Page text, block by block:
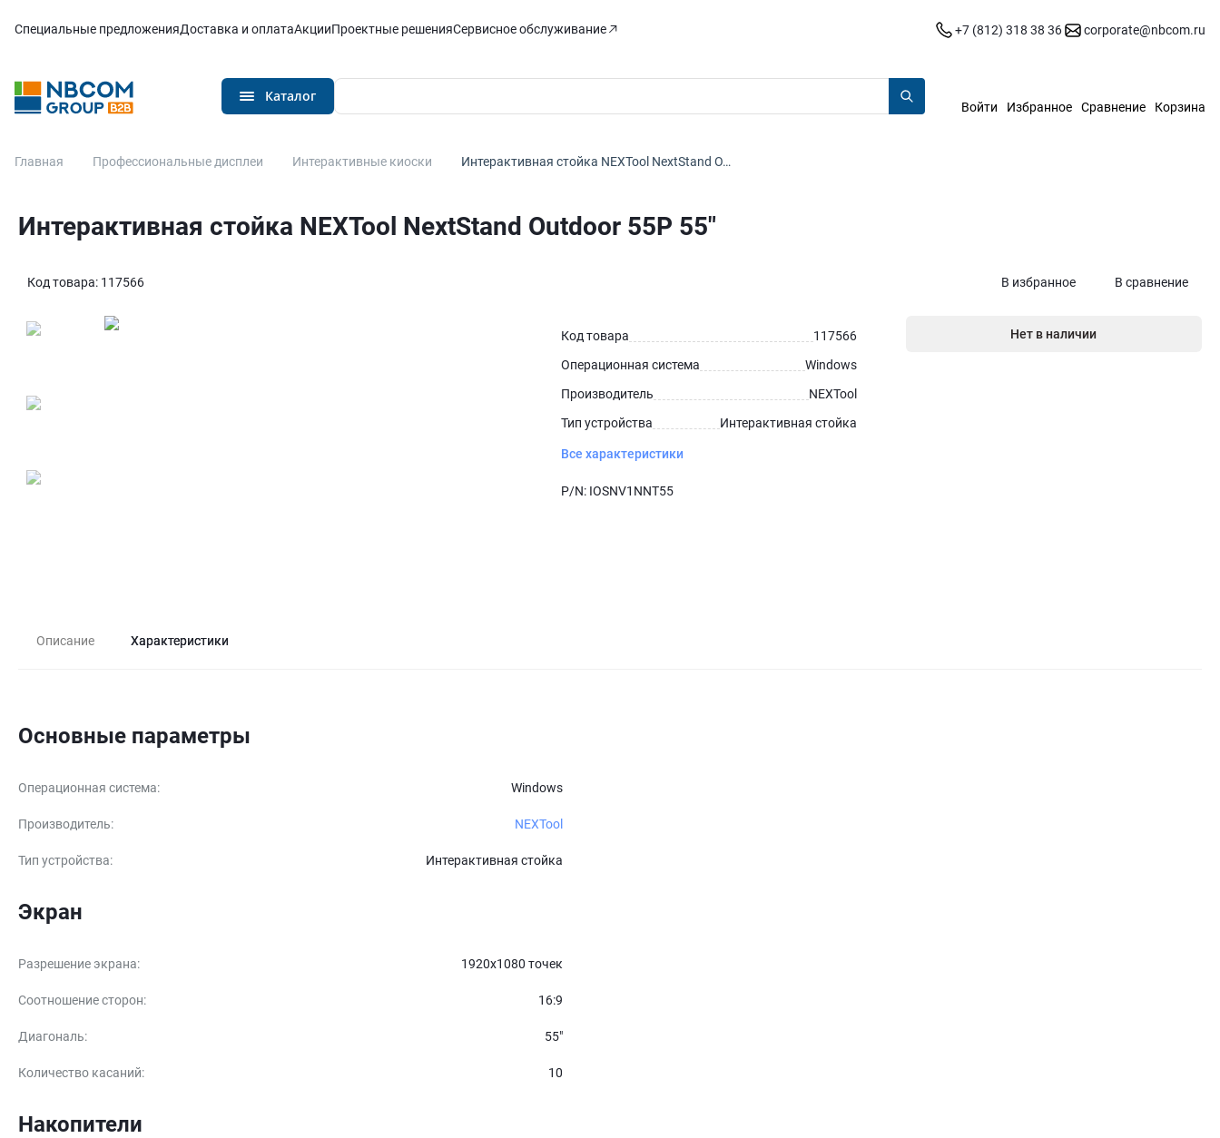
Специальные предложенияДоставка и оплатаАкцииПроектные решенияСервисное обслуживание +7 (812) 318 38 36 corporate@nbcom.ru
Каталог
Войти Избранное Сравнение Корзина
Главная Профессиональные дисплеи Интерактивные киоски Интерактивная стойка NEXTool NextStand O…
Интерактивная стойка NEXTool NextStand Outdoor 55P 55″
Код товара: 117566 В избранное В сравнение
Код товара
117566
Операционная система
Windows
Производитель
NEXTool
Тип устройства
Интерактивная стойка
Все характеристики
P/N: IOSNV1NNT55
Нет в наличии
Описание Характеристики
Основные параметры
Операционная система: Windows
Производитель: NEXTool
Тип устройства: Интерактивная стойка
Экран
Разрешение экрана: 1920x1080 точек
Соотношение сторон: 16:9
Диагональ: 55″
Количество касаний: 10
Накопители